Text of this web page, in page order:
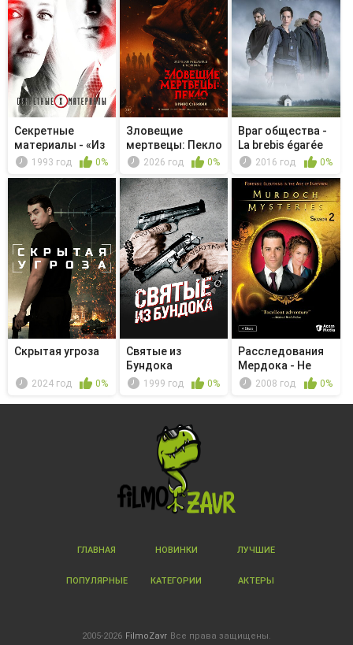
Секретные
материалы - «Из
открытого к...
1993 год 0%
Зловещие
мертвецы: Пекло
2026 год 0%
Враг общества -
La brebis égarée
2016 год 0%
Скрытая угроза
2024 год 0%
Святые из
Бундока
1999 год 0%
Расследования
Мердока - Не
буди лихо...
2008 год 0%
ГЛАВНАЯ НОВИНКИ ЛУЧШИЕ
ПОПУЛЯРНЫЕ КАТЕГОРИИ АКТЕРЫ
2005-2026 FilmoZavr Все права защищены.